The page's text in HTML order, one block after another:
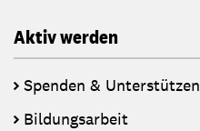
Aktiv werden
Spenden & Unterstützen
Bildungsarbeit